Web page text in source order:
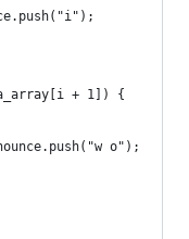
+ 1]) {
o");